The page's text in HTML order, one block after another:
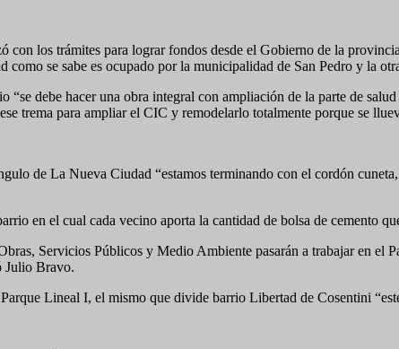
los trámites para lograr fondos desde el Gobierno de la
se sabe es ocupado por la municipalidad de San Pedro y la
“se debe hacer una obra integral con ampliación de la parte de
trema para ampliar el CIC y remodelarlo totalmente porque se
de La Nueva Ciudad “estamos terminando con el cordón
en el cual cada vecino aporta la cantidad de bolsa de cemento
Servicios Públicos y Medio Ambiente pasarán a trabajar en
Julio Bravo.
Lineal I, el mismo que divide barrio Libertad de Cosentini